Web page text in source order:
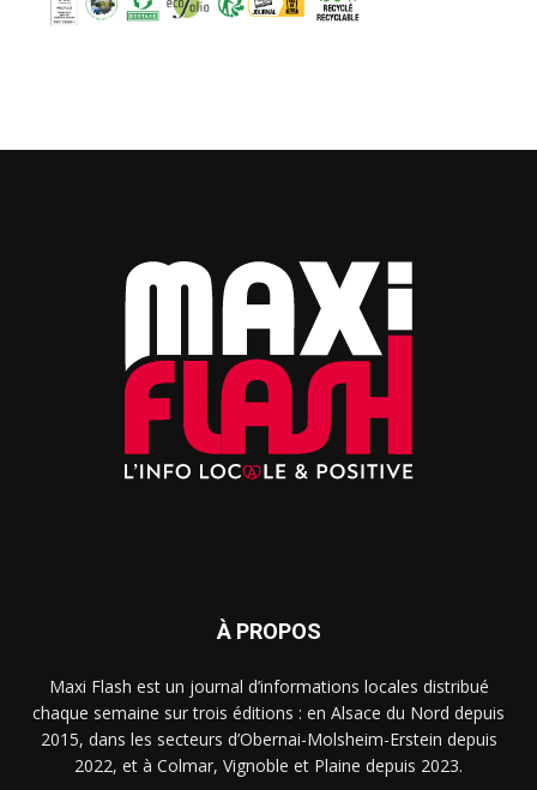
À PROPOS
Maxi Flash est un journal d’informations locales distribué
chaque semaine sur trois éditions : en Alsace du Nord depuis
2015, dans les secteurs d’Obernai-Molsheim-Erstein depuis
2022, et à Colmar, Vignoble et Plaine depuis 2023.